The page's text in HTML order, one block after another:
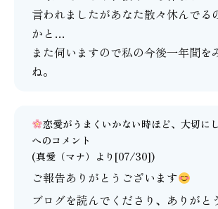
言われましたがあなた散々休んでる
かと…
また伺いますので私の今後一年間を
ね。
恋愛がうまくいかない時ほど、大切に
へのコメント
(真愛（マナ） より[07/30])
ご報告ありがとうございます
ブログを読んでくださり、ありがと